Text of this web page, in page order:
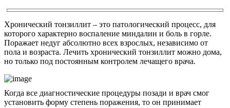
Хронический тонзиллит – это патологический процесс, для
которого характерно воспаление миндалин и боль в горле.
Поражает недуг абсолютно всех взрослых, независимо от
пола и возраста. Лечить хронический тонзиллит можно дома,
но только под постоянным контролем лечащего врача.
Когда все диагностические процедуры позади и врач смог
установить форму степень поражения, то он принимает